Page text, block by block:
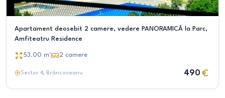
Apartament deosebit 2 camere, vedere PANORAMICĂ la Parc,
Amfiteatru Residence
53.00 m² 2 camere
Sector 4, Brâncoveanu 490